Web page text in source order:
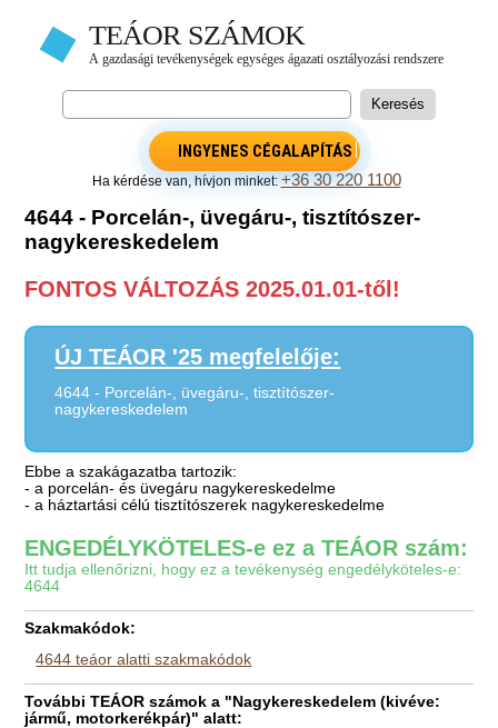
INGYENES CÉGALAPÍTÁS
Ha kérdése van, hívjon minket:+36 30 220 1100
4644 - Porcelán-, üvegáru-, tisztítószer-
nagykereskedelem
FONTOS VÁLTOZÁS 2025.01.01-től!
ÚJ TEÁOR '25 megfelelője:
4644 - Porcelán-, üvegáru-, tisztítószer-
nagykereskedelem
Ebbe a szakágazatba tartozik:
- a porcelán- és üvegáru nagykereskedelme
- a háztartási célú tisztítószerek nagykereskedelme
ENGEDÉLYKÖTELES-e ez a TEÁOR szám:
Itt tudja ellenőrizni, hogy ez a tevékenység engedélyköteles-e:
4644
Szakmakódok:
4644 teáor alatti szakmakódok
További TEÁOR számok a "Nagykereskedelem (kivéve:
jármű, motorkerékpár)" alatt: